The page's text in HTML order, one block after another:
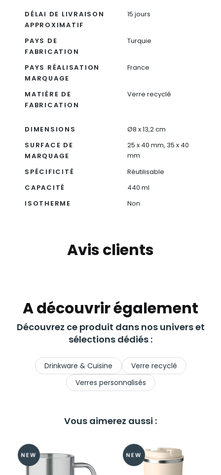
DÉLAI DE LIVRAISON
APPROXIMATIF
15 jours
PAYS DE
FABRICATION
Turquie
PAYS RÉALISATION
MARQUAGE
France
MATIÈRE DE
FABRICATION
Verre recyclé
DIMENSIONS
Ø8 x 13,2 cm
SURFACE DE
MARQUAGE
25 x 40 mm, 35 x 40
mm
SPÉCIFICITÉ
Réutilisable
CAPACITÉ
440 ml
ISOTHERME
Non
Avis clients
A découvrir également
Découvrez ce produit dans nos univers et
sélections dédiés :
Drinkware & Cuisine
Verre recyclé
Verres personnalisés
Vous aimerez aussi :